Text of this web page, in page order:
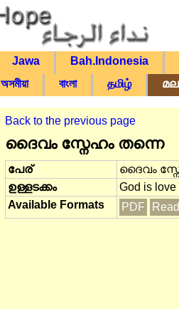
Jawa
Bah.Indonesia
অসমীয়া বাংলা தமிழ்
Back to the previous page
ദൈവം സ്നേഹം തന്നെ
പേര്
ദൈവം
ഉള്ളടക്കം
God is love
Available Formats
PDF